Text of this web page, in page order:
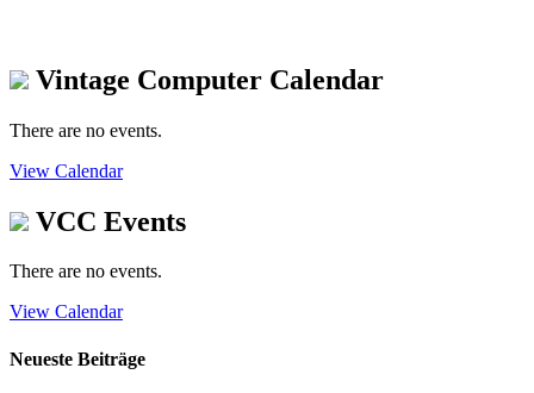
Vintage Computer Calendar
There are no events.
View Calendar
VCC Events
There are no events.
View Calendar
Neueste Beiträge